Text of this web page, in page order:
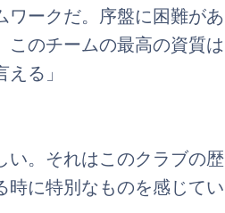
ワークだ。序盤に困難があ
このチームの最高の資質は
る」
い。それはこのクラブの歴
時に特別なものを感じてい